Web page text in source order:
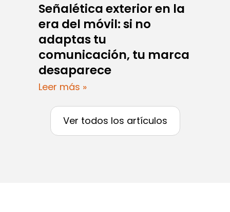
Señalética exterior en la
era del móvil: si no
adaptas tu
comunicación, tu marca
desaparece
Leer más »
Ver todos los artículos